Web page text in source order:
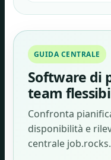
GUIDA CENTRALE
Software di
team
Confronta
disponibilità e
centrale job.rocks.